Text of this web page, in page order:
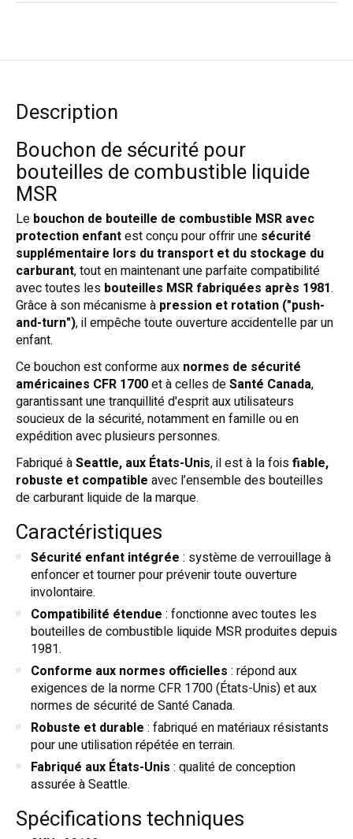
Description
Bouchon de sécurité pour
bouteilles de combustible liquide
MSR
Le bouchon de bouteille de combustible MSR avec
protection enfantest conçu pour offrir une sécurité
supplémentaire lors du transport et du stockage du
carburant, tout en maintenant une parfaite compatibilité
avec toutes les bouteilles MSR fabriquées après 1981.
Grâce à son mécanisme à pression et rotation ("push-
and-turn"), il empêche toute ouverture accidentelle par un
enfant.
Ce bouchon est conforme aux normes de sécurité
américaines CFR 1700et à celles deSanté Canada,
garantissant une tranquillité d'esprit aux utilisateurs
soucieux de la sécurité, notamment en famille ou en
expédition avec plusieurs personnes.
Fabriqué àSeattle, aux États-Unis, il est à la foisfiable,
robuste et compatible avec l’ensemble des bouteilles
de carburant liquide de la marque.
Caractéristiques
Sécurité enfant intégrée : système de verrouillage à
enfoncer et tourner pour prévenir toute ouverture
involontaire.
Compatibilité étendue : fonctionne avec toutes les
bouteilles de combustible liquide MSR produites depuis
1981.
Conforme aux normes officielles : répond aux
exigences de la norme CFR 1700 (États-Unis) et aux
normes de sécurité de Santé Canada.
Robuste et durable : fabriqué en matériaux résistants
pour une utilisation répétée en terrain.
Fabriqué aux États-Unis : qualité de conception
assurée à Seattle.
Spécifications techniques